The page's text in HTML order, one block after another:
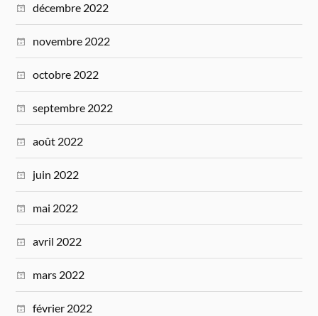
décembre 2022
novembre 2022
octobre 2022
septembre 2022
août 2022
juin 2022
mai 2022
avril 2022
mars 2022
février 2022